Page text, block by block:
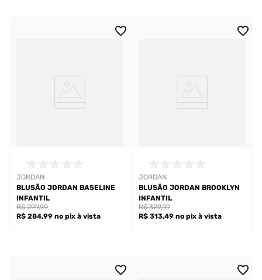
JORDAN
BLUSÃO JORDAN BASELINE
INFANTIL
R$ 284,99 no pix à vista
R$ 299,99
JORDAN
BLUSÃO JORDAN BROOKLYN
INFANTIL
R$ 313,49 no pix à vista
R$ 329,99